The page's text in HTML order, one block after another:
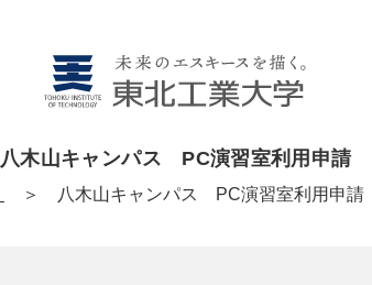
八木山キャンパス PC演習室利用申請
＞ 八木山キャンパス PC演習室利用申請